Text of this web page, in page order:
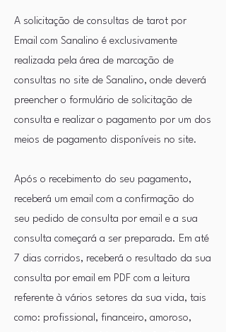
A solicitação de consultas de tarot por
Email com Sanalino é exclusivamente
realizada pela área de marcação de
consultas no site de Sanalino, onde deverá
preencher o formulário de solicitação de
consulta e realizar o pagamento por um dos
meios de pagamento disponíveis no site.
Após o recebimento do seu pagamento,
receberá um email com a confirmação do
seu pedido de consulta por email e a sua
consulta começará a ser preparada. Em até
7 dias corridos, receberá o resultado da sua
consulta por email em PDF com a leitura
referente à vários setores da sua vida, tais
como: profissional, financeiro, amoroso,